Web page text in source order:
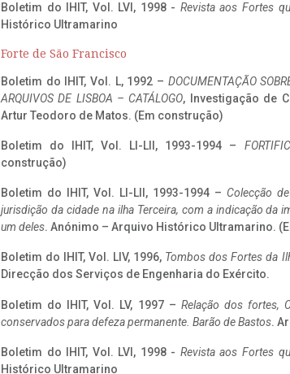
Boletim do IHIT, Vol. LVI, 1998 - Revista aos Fortes
Histórico Ultramarino
Forte de São Francisco
Boletim do IHIT, Vol. L, 1992 – DOCUMENTAÇÃO
ARQUIVOS DE LISBOA – CATÁLOGO, Investigação de
Artur Teodoro de Matos. (Em construção)
Boletim do IHIT, Vol. LI-LII, 1993-1994 –
construção)
Boletim do IHIT, Vol. LI-LII, 1993-1994 – Colecção
jurisdição da cidade na ilha Terceira, com a indicação da
um deles. Anónimo – Arquivo Histórico Ultramarino.
Boletim do IHIT, Vol. LIV, 1996, Tombos dos Fortes da
Direcção dos Serviços de Engenharia do Exército.
Boletim do IHIT, Vol. LV, 1997 – Relação dos fortes,
conservados para defeza permanente. Barão de Bastos.
Boletim do IHIT, Vol. LVI, 1998 - Revista aos Fortes
Histórico Ultramarino